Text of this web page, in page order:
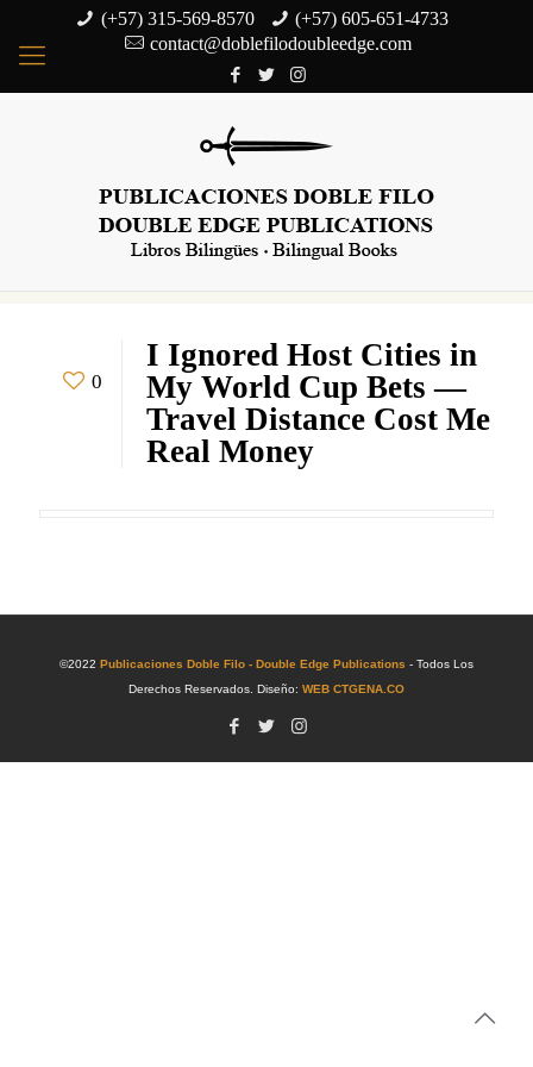
(+57) 315-569-8570
(+57) 605-651-4733
contact@doblefilodoubleedge.com
0
I Ignored Host Cities in
My World Cup Bets —
Travel Distance Cost Me
Real Money
©2022 Publicaciones Doble Filo - Double Edge Publications - Todos Los
Derechos Reservados. Diseño: WEB CTGENA.CO